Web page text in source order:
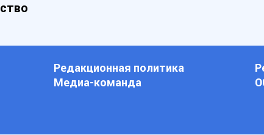
Редакционная политика
Медиа-команда